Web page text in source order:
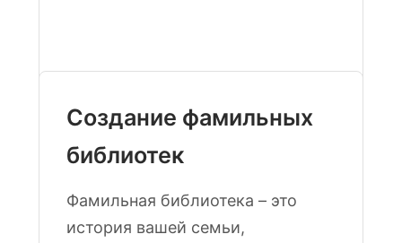
Создание фамильных
библиотек
Фамильная библиотека – это
история вашей семьи,